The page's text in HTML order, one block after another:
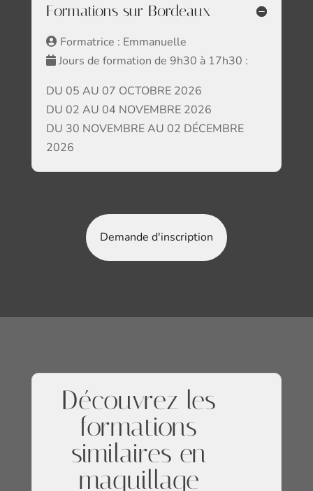
Formations sur Bordeaux
Formatrice : Emmanuelle
Jours de formation de 9h30 à 17h30 :
DU 05 AU 07 OCTOBRE 2026
DU 02 AU 04 NOVEMBRE 2026
DU 30 NOVEMBRE AU 02 DÉCEMBRE
2026
Demande d'inscription
Découvrez les
formations
similaires en
maquillage